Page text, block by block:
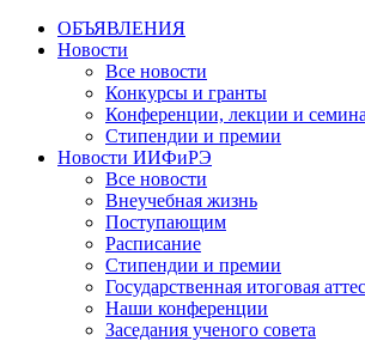
ОБЪЯВЛЕНИЯ
Новости
Все новости
Конкурсы и гранты
Конференции, лекции и
Стипендии и премии
Новости ИИФиРЭ
Все новости
Внеучебная жизнь
Поступающим
Расписание
Стипендии и премии
Государственная итоговая
Наши конференции
Заседания ученого совета